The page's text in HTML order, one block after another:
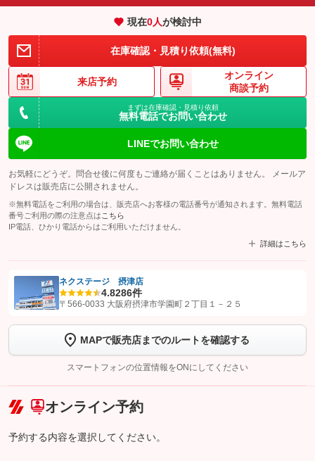
現在0人が検討中
在庫確認・見積り依頼(無料)
来店予約
オンライン
商談予約
まずは在庫確認・見積り依頼
無料電話でお問い合わせ
LINEでお問い合わせ
お気軽にどうぞ。問合せ後に何度もご連絡が届くことはありません。 メールア
ドレスは販売店に公開されません。
※無料電話をご利用の場合は、販売店へお客様の電話番号が通知されます。無料電話
番号ご利用の際の注意点は こちら
IP電話、ひかり電話からはご利用いただけません。
詳細はこちら
【STEP1】認証画面でグーネットを友だち追加してから「許可する」ボタンを押
トーク画面で
ボタンをタップして問い合わせを
完了してください。
こちら
ネクステージ 摂津店
4.8286件
〒566-0033 大阪府摂津市学園町２丁目１－２５
MAPで販売店までのルートを確認する
スマートフォンの位置情報をONにしてください
オンライン予約
予約する内容を選択してください。